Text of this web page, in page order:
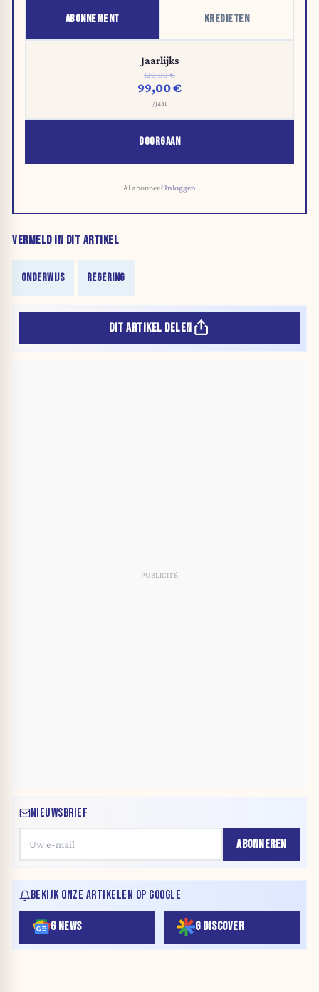
ABONNEMENT KREDIETEN
Jaarlijks
120,00 €
99,00 €
/jaar
DOORGAAN
Al abonnee?Inloggen
VERMELD IN DIT ARTIKEL
ONDERWIJS REGERING
DIT ARTIKEL DELEN
NIEUWSBRIEF
ABONNEREN
BEKIJK ONZE ARTIKELEN OP GOOGLE
G NEWS G DISCOVER